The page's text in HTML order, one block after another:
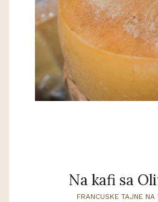
Na kafi sa
FRANCUSKE TAJNE NA